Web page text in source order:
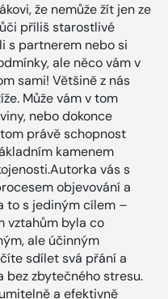
že nemůže žít jen ze
příliš starostlivé
s partnerem nebo si
ale něco vám v
sami! Většině z nás
Může vám v tom
nebo dokonce
právě schopnost
kamenem
vás s
objevování a
to s jediným cílem –
vztahům byla co
ale účinným
sdílet svá přání a
bez zbytečného stresu.
a efektivně